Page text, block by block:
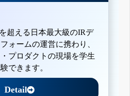
超える日本最大級のIRデ
ォームの運営に携わり、
プロダクトの現場を学生
できます。
Detail